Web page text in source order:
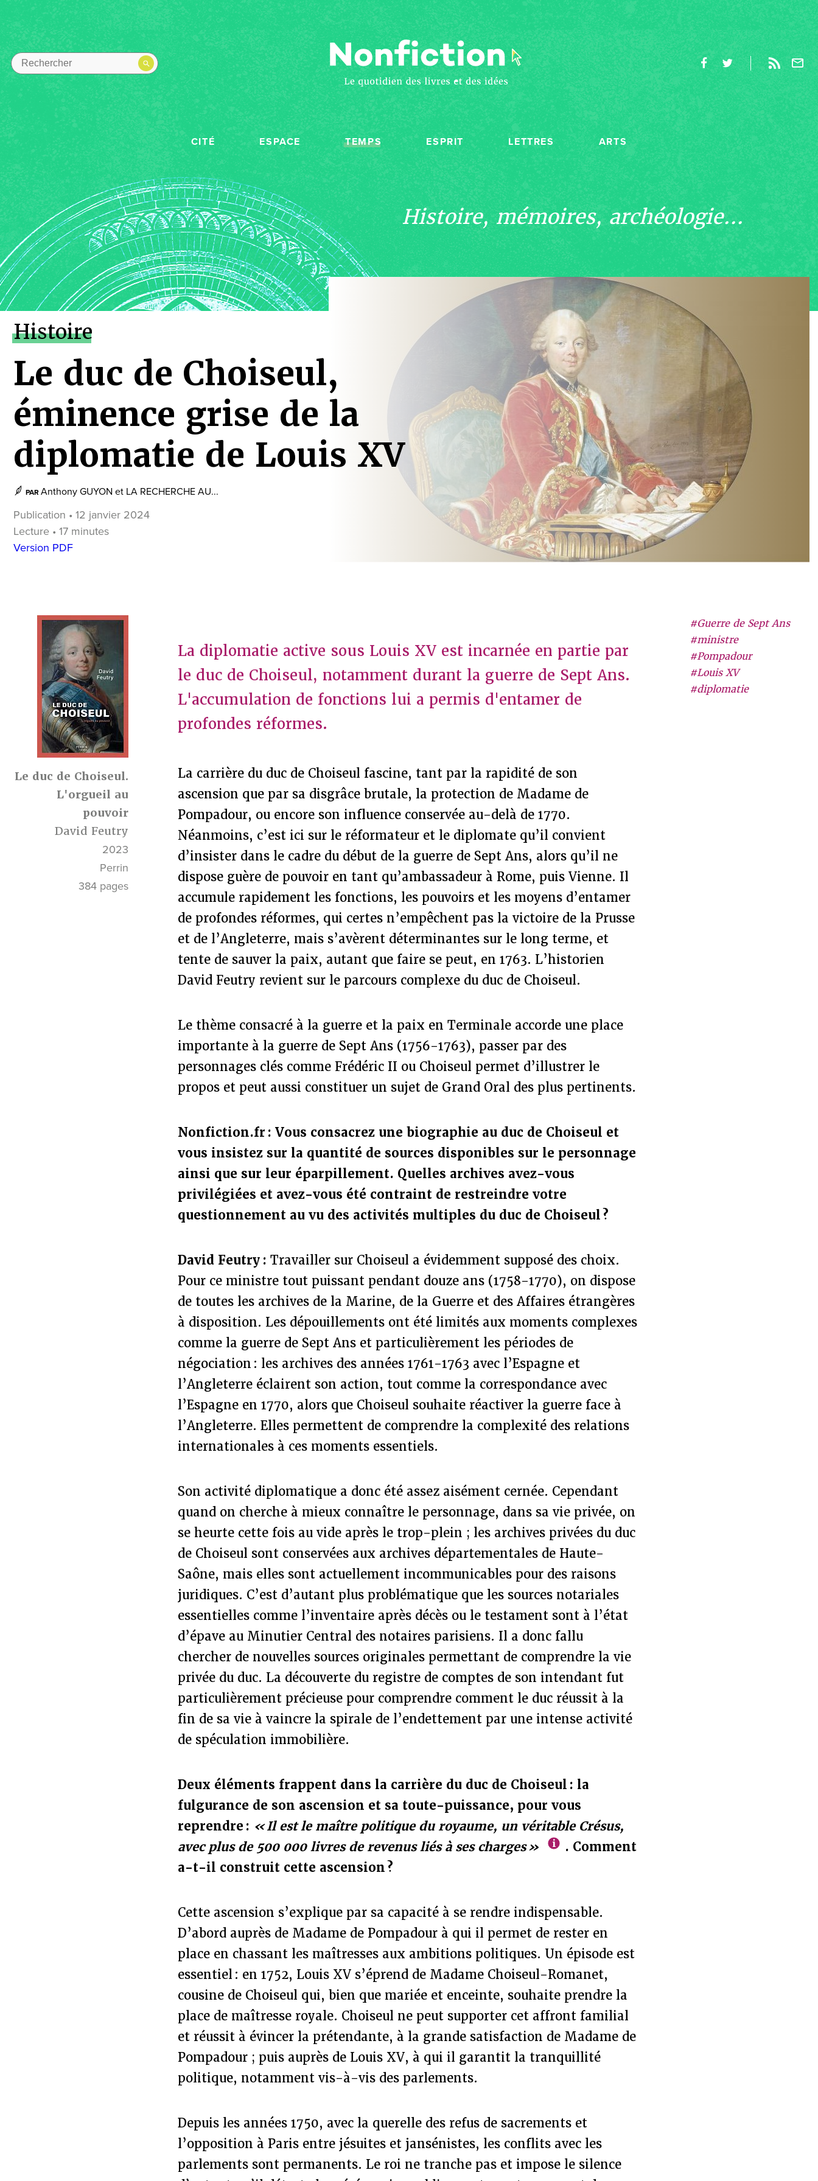
CITÉ ESPACE TEMPS ESPRIT LETTRES ARTS
Histoire, mémoires, archéologie...
Histoire
Le duc de Choiseul,
éminence grise de la
diplomatie de Louis XV
PAR Anthony GUYON et LA RECHERCHE AU...
Publication • 12 janvier 2024
Lecture • 17 minutes
Version PDF
Le duc de Choiseul.
L'orgueil au
pouvoir
David Feutry
2023
Perrin
384 pages
#Guerre de Sept Ans
#ministre
#Pompadour
#Louis XV
#diplomatie
La diplomatie active sous Louis XV est incarnée en partie par
le duc de Choiseul, notamment durant la guerre de Sept Ans.
L'accumulation de fonctions lui a permis d'entamer de
profondes réformes.
La carrière du duc de Choiseul fascine, tant par la rapidité de son
ascension que par sa disgrâce brutale, la protection de Madame de
Pompadour, ou encore son influence conservée au-delà de 1770.
Néanmoins, c’est ici sur le réformateur et le diplomate qu’il convient
d’insister dans le cadre du début de la guerre de Sept Ans, alors qu’il ne
dispose guère de pouvoir en tant qu’ambassadeur à Rome, puis Vienne. Il
accumule rapidement les fonctions, les pouvoirs et les moyens d’entamer
de profondes réformes, qui certes n’empêchent pas la victoire de la Prusse
et de l’Angleterre, mais s’avèrent déterminantes sur le long terme, et
tente de sauver la paix, autant que faire se peut, en 1763. L’historien
David Feutry revient sur le parcours complexe du duc de Choiseul.
Le thème consacré à la guerre et la paix en Terminale accorde une place
importante à la guerre de Sept Ans (1756-1763), passer par des
personnages clés comme Frédéric II ou Choiseul permet d’illustrer le
propos et peut aussi constituer un sujet de Grand Oral des plus pertinents.
Nonfiction.fr :Vous consacrez une biographie au duc de Choiseul et
vous insistez sur la quantité de sources disponibles sur le personnage
ainsi que sur leur éparpillement. Quelles archives avez-vous
privilégiées et avez-vous été contraint de restreindre votre
questionnement au vu des activités multiples du duc de Choiseul ?
David Feutry : Travailler sur Choiseul a évidemment supposé des choix.
Pour ce ministre tout puissant pendant douze ans (1758-1770), on dispose
de toutes les archives de la Marine, de la Guerre et des Affaires étrangères
à disposition. Les dépouillements ont été limités aux moments complexes
comme la guerre de Sept Ans et particulièrement les périodes de
négociation : les archives des années 1761-1763 avec l’Espagne et
l’Angleterre éclairent son action, tout comme la correspondance avec
l’Espagne en 1770, alors que Choiseul souhaite réactiver la guerre face à
l’Angleterre. Elles permettent de comprendre la complexité des relations
internationales à ces moments essentiels.
Son activité diplomatique a donc été assez aisément cernée. Cependant
quand on cherche à mieux connaître le personnage, dans sa vie privée, on
se heurte cette fois au vide après le trop-plein ; les archives privées du duc
de Choiseul sont conservées aux archives départementales de Haute-
Saône, mais elles sont actuellement incommunicables pour des raisons
juridiques. C’est d’autant plus problématique que les sources notariales
essentielles comme l’inventaire après décès ou le testament sont à l’état
d’épave au Minutier Central des notaires parisiens. Il a donc fallu
chercher de nouvelles sources originales permettant de comprendre la vie
privée du duc. La découverte du registre de comptes de son intendant fut
particulièrement précieuse pour comprendre comment le duc réussit à la
fin de sa vie à vaincre la spirale de l’endettement par une intense activité
de spéculation immobilière.
Deux éléments frappent dans la carrière du duc de Choiseul : la
fulgurance de son ascension et sa toute-puissance, pour vous
reprendre : « Il est le maître politique du royaume, un véritable Crésus,
avec plus de 500 000 livres de revenus liés à ses charges »
. Comment
a-t-il construit cette ascension ?
Cette ascension s’explique par sa capacité à se rendre indispensable.
D’abord auprès de Madame de Pompadour à qui il permet de rester en
place en chassant les maîtresses aux ambitions politiques. Un épisode est
essentiel : en 1752, Louis XV s’éprend de Madame Choiseul-Romanet,
cousine de Choiseul qui, bien que mariée et enceinte, souhaite prendre la
place de maîtresse royale. Choiseul ne peut supporter cet affront familial
et réussit à évincer la prétendante, à la grande satisfaction de Madame de
Pompadour ; puis auprès de Louis XV, à qui il garantit la tranquillité
politique, notamment vis-à-vis des parlements.
Depuis les années 1750, avec la querelle des refus de sacrements et
l’opposition à Paris entre jésuites et jansénistes, les conflits avec les
parlements sont permanents. Le roi ne tranche pas et impose le silence